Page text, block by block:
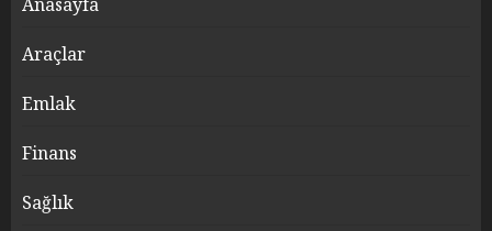
Araçlar
Emlak
Finans
Sağlık